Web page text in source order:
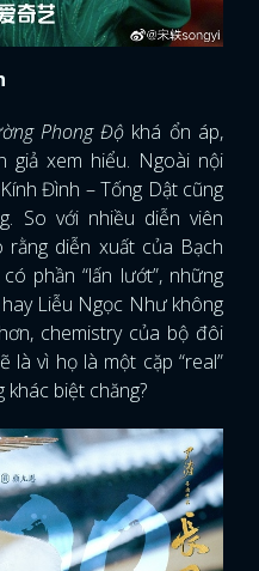
Phong Độ khá ổn áp,
giả xem hiểu. Ngoài nội
Đình – Tống Dật cũng
So với nhiều diễn viên
diễn xuất của Bạch
phần “lấn lướt”, những
Liễu Ngọc Như không
chemistry của bộ đôi
là vì họ là một cặp “real”
khác biệt chăng?